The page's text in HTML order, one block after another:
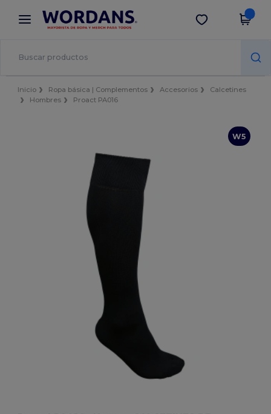
× App de Wordans
¡Mejores precios en app!
Descargar app
Inicio Ropa básica | Complementos Accesorios
Calcetines
Hombres
Proact PA016
W5